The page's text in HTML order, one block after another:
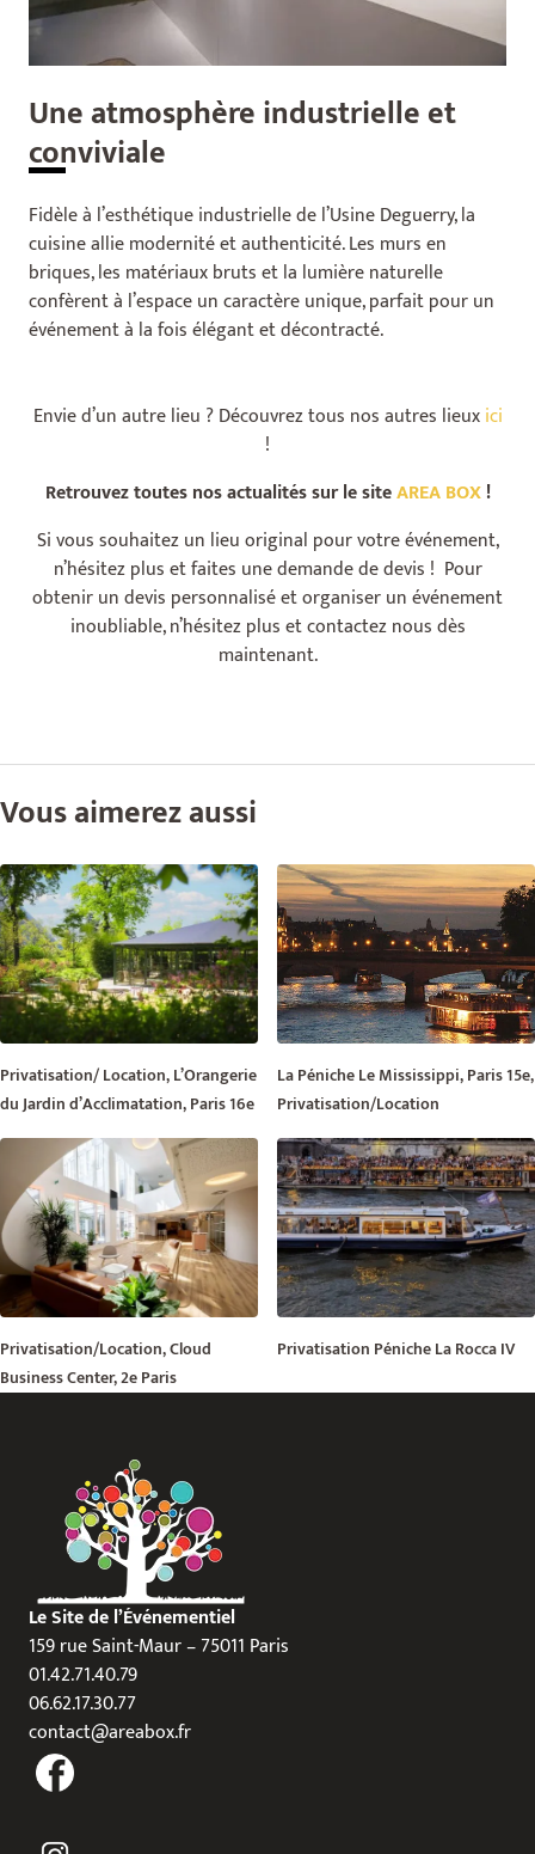
Une atmosphère industrielle et
conviviale
Fidèle à l’esthétique industrielle de l’Usine Deguerry, la
cuisine allie modernité et authenticité. Les murs en
briques, les matériaux bruts et la lumière naturelle
confèrent à l’espace un caractère unique, parfait pour un
événement à la fois élégant et décontracté.
Envie d’un autre lieu ? Découvrez tous nos autres lieux ici
!
Retrouvez toutes nos actualités sur le siteAREA BOX!
Si vous souhaitez un lieu original pour votre événement,
n’hésitez plus et faites une demande de devis ! Pour
obtenir un devis personnalisé et organiser un événement
inoubliable, n’hésitez plus et contactez nous dès
maintenant.
Vous aimerez aussi
Privatisation/ Location, L’Orangerie
du Jardin d’Acclimatation, Paris 16e
La Péniche Le Mississippi, Paris 15e,
Privatisation/Location
Privatisation/Location, Cloud
Business Center, 2e Paris
Privatisation Péniche La Rocca IV
Le Site de l’Événementiel
159 rue Saint-Maur – 75011 Paris
01.42.71.40.79
06.62.17.30.77
contact@areabox.fr